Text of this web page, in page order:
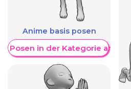
Anime basis posen
Posen in der Kategorie